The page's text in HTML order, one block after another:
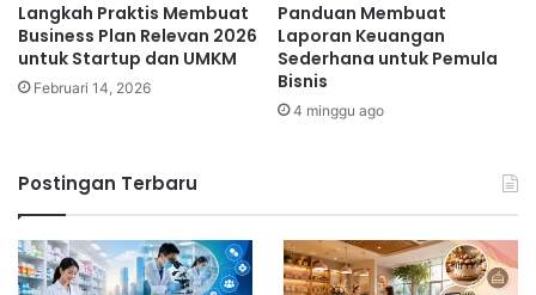
Langkah Praktis Membuat
Business Plan Relevan 2026
untuk Startup dan UMKM
Februari 14, 2026
Panduan Membuat
Laporan Keuangan
Sederhana untuk Pemula
Bisnis
4 minggu ago
Postingan Terbaru